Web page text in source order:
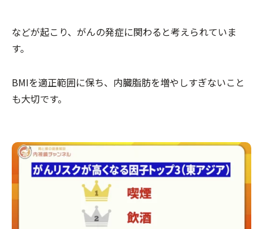
などが起こり、がんの発症に関わると考えられていま
す。
BMIを適正範囲に保ち、内臓脂肪を増やしすぎないこと
も大切です。